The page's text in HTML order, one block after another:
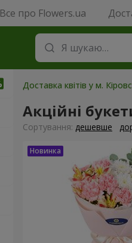
Все про Flowers.ua
Доставка квітів у м.
Акційні
Сортування: дешевше